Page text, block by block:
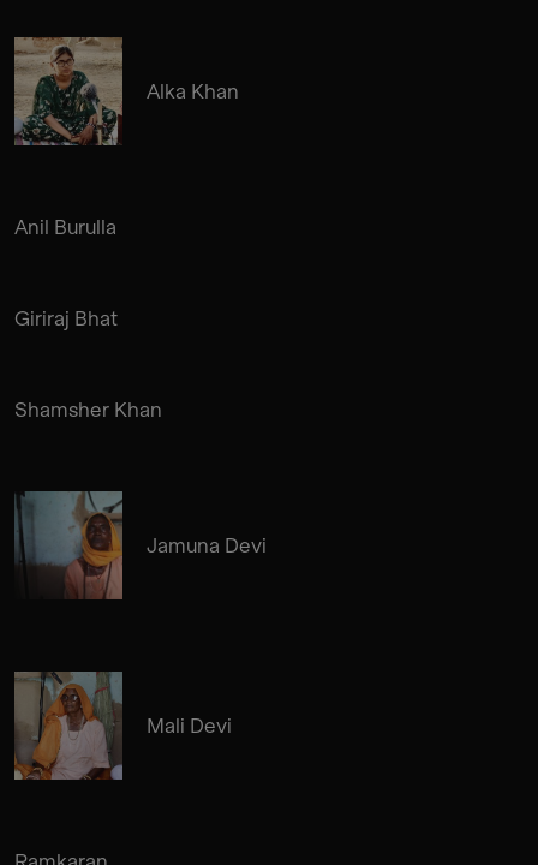
Alka Khan
Anil Burulla
Giriraj Bhat
Shamsher Khan
Jamuna Devi
Mali Devi